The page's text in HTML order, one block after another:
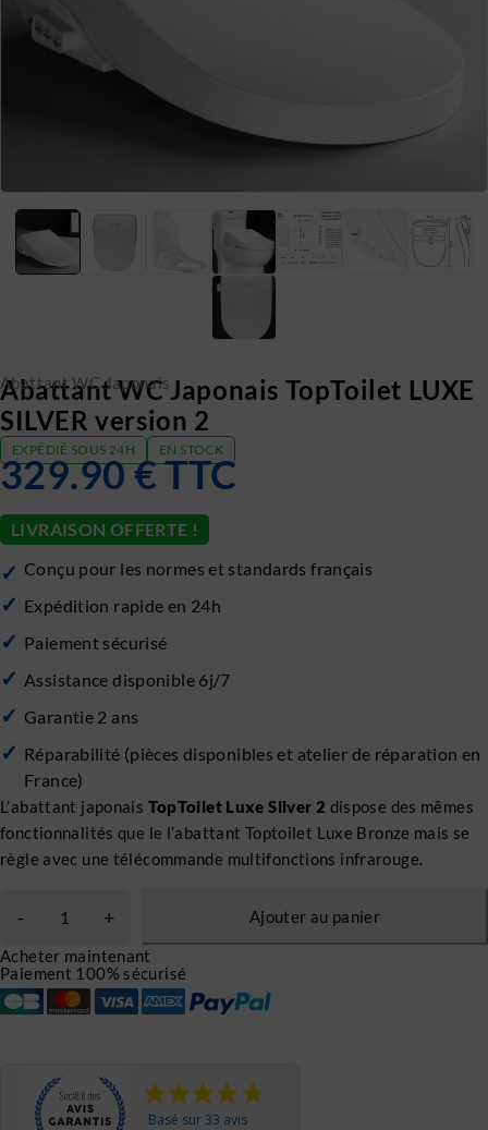
Abattant WC Japonais
Abattant WC Japonais TopToilet LUXE
SILVER version 2
EXPÉDIÉ SOUS 24H EN STOCK
329.90€TTC
LIVRAISON OFFERTE !
Conçu pour les normes et standards français
Expédition rapide en 24h
Paiement sécurisé
Assistance disponible 6j/7
Garantie 2 ans
Réparabilité (pièces disponibles et atelier de réparation en
France)
L’abattant japonais TopToilet Luxe Silver 2 dispose des mêmes
fonctionnalités que le l’abattant Toptoilet Luxe Bronze mais se
règle avec une télécommande multifonctions infrarouge.
Ajouter au panier
Acheter maintenant
Paiement 100% sécurisé
Basé sur 33 avis